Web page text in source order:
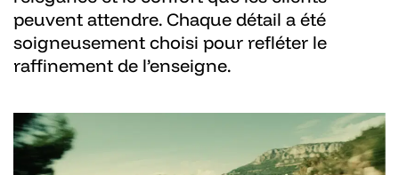
peuvent attendre. Chaque détail a été
soigneusement choisi pour refléter le
raffinement de l’enseigne.